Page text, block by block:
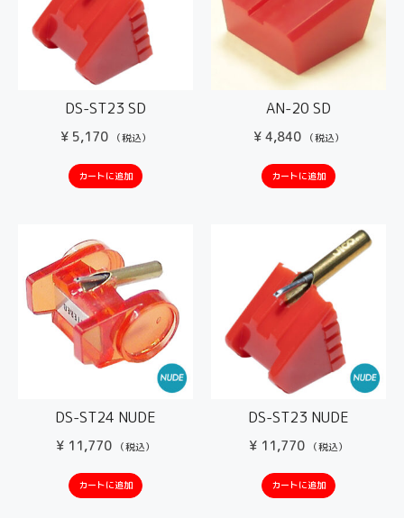
DS-ST23 SD
¥5,170 （税込）
カートに追加
AN-20 SD
¥4,840 （税込）
カートに追加
DS-ST24 NUDE
¥ 11,770 （税込）
カートに追加
DS-ST23 NUDE
¥ 11,770 （税込）
カートに追加